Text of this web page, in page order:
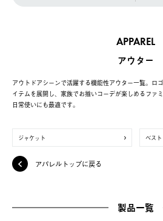
APPAREL
アウター
アウトドアシーンで活躍する機能性アウター一覧。ロ
イテムを展開し、家族でお揃いコーデが楽しめるファ
日常使いにも最適です。
ジャケット ベスト
アパレルトップに戻る
製品一覧